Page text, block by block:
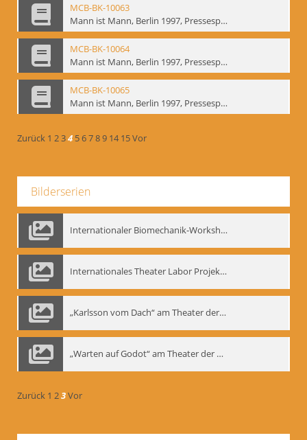
MCB-BK-10063
Mann ist Mann, Berlin 1997, Pressespiegel - interne Signatur: BM-prt-262-11
MCB-BK-10064
Mann ist Mann, Berlin 1997, Pressespiegel - interne Signatur: BM-prt-262-12
MCB-BK-10065
Mann ist Mann, Berlin 1997, Pressespiegel - interne Signatur: BM-prt-262-13
Zurück 1 234 56789 14 15Vor
Bilderserien
Internationaler Biomechanik-Workshop, Moskau 1993
Internationales Theater Labor Projekt: Play Don Juan
„Karlsson vom Dach“ am Theater der Satire, Moskau 1985
„Warten auf Godot“ am Theater der Saire, Moskau 1980er
Zurück 1 23Vor